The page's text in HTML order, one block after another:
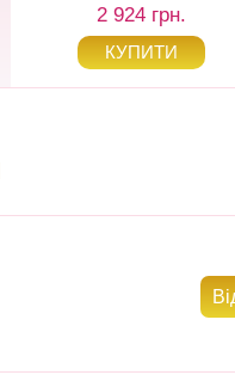
2 924 грн.